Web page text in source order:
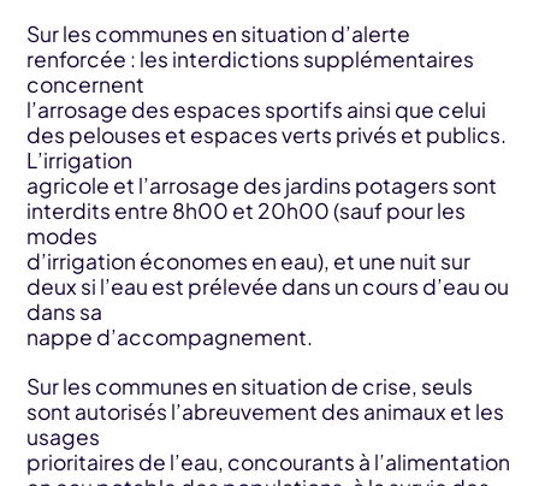
Sur les communes en situation d’alerte
renforcée : les interdictions supplémentaires
concernent
l’arrosage des espaces sportifs ainsi que celui
des pelouses et espaces verts privés et publics.
L’irrigation
agricole et l’arrosage des jardins potagers sont
interdits entre 8h00 et 20h00 (sauf pour les
modes
d’irrigation économes en eau), et une nuit sur
deux si l’eau est prélevée dans un cours d’eau ou
dans sa
nappe d’accompagnement.
Sur les communes en situation de crise, seuls
sont autorisés l’abreuvement des animaux et les
usages
prioritaires de l’eau, concourants à l’alimentation